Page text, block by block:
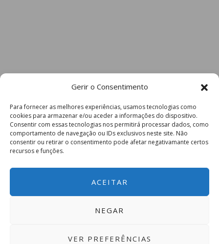
Gerir o Consentimento
Para fornecer as melhores experiências, usamos tecnologias como
cookies para armazenar e/ou aceder a informações do dispositivo.
Consentir com essas tecnologias nos permitirá processar dados, como
comportamento de navegação ou IDs exclusivos neste site. Não
consentir ou retirar o consentimento pode afetar negativamante certos
recursos e funções.
ACEITAR
NEGAR
VER PREFERÊNCIAS